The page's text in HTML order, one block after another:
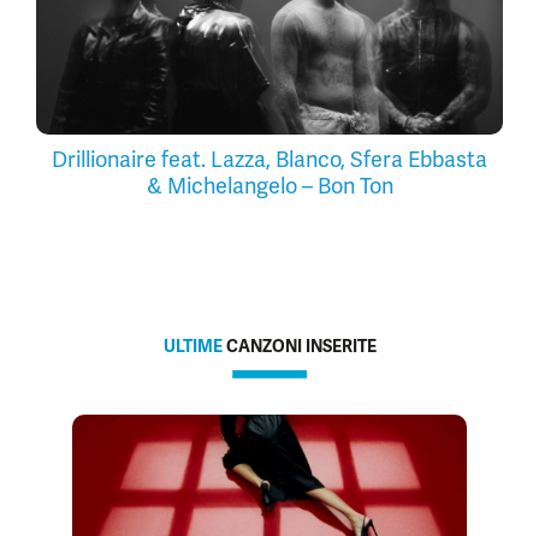
Drillionaire feat. Lazza, Blanco, Sfera Ebbasta
& Michelangelo – Bon Ton
ULTIMECANZONI INSERITE